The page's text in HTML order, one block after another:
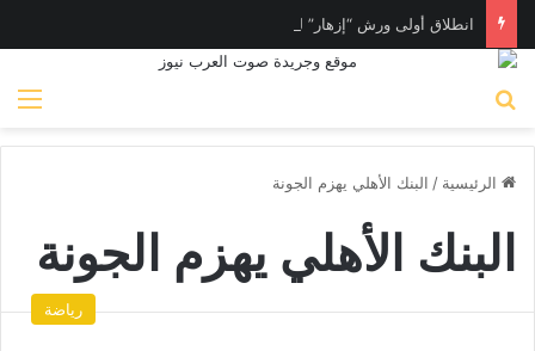
الرئيسية / البنك الأهلي يهزم الجونة
البنك الأهلي يهزم الجونة
رياضة